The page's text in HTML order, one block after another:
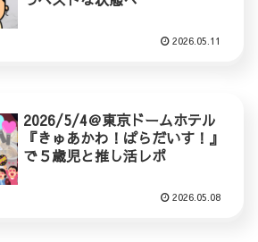
2026.05.11
2026/5/4＠東京ドームホテル
『きゅあかわ！ぱらだいす！』
で５歳児と推し活レポ
2026.05.08